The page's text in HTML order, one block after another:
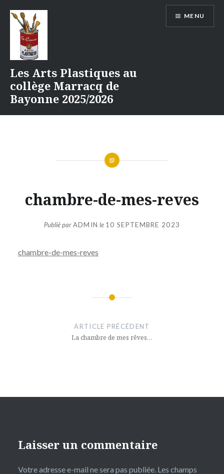
contenu
Les Arts Plastiques au
collège Marracq de
Bayonne 2025/2026
MENU
chambre-de-mes-reves
Publié parADMIN le 10 SEPTEMBRE 2023
chambre-de-mes-reves
ARTICLE PRÉCÉDENT
La chambre de mes rêves…
Laisser un commentaire
Votre adresse e-mail ne sera pas publiée. Les champs